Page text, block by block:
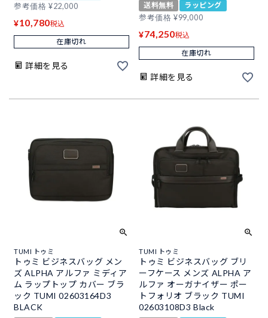
参考価格 ¥22,000
¥10,780税込
在庫切れ
詳細を見る
送料無料
ラッピング
参考価格 ¥99,000
¥74,250税込
在庫切れ
詳細を見る
TUMI トゥミ
トゥミ ビジネスバッグ メン
ズ ALPHA アルファ ミディア
ム ラップトップ カバー ブラ
ック TUMI 02603164D3
BLACK
TUMI トゥミ
トゥミ ビジネスバッグ ブリ
ーフケース メンズ ALPHA ア
ルファ オーガナイザー ポー
トフォリオ ブラック TUMI
02603108D3 Black